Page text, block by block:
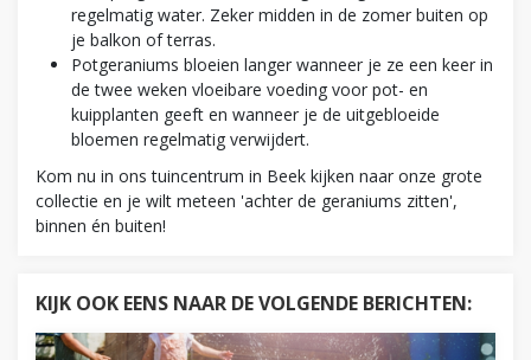
regelmatig water. Zeker midden in de zomer buiten op
je balkon of terras.
Potgeraniums bloeien langer wanneer je ze een keer in
de twee weken vloeibare voeding voor pot- en
kuipplanten geeft en wanneer je de uitgebloeide
bloemen regelmatig verwijdert.
Kom nu in ons tuincentrum in Beek kijken naar onze grote
collectie en je wilt meteen 'achter de geraniums zitten',
binnen én buiten!
KIJK OOK EENS NAAR DE VOLGENDE BERICHTEN: